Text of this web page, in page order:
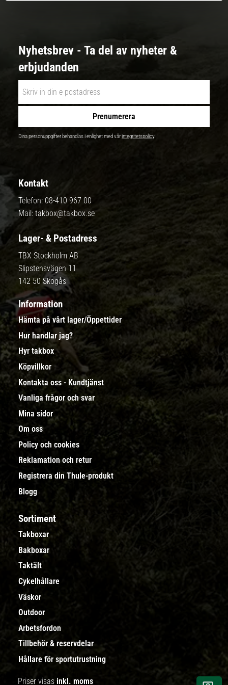
Nyhetsbrev - Ta del av nyheter &
erbjudanden
Prenumerera
Dina personuppgifter behandlas i enlighet med vårintegritetspolicy.
Kontakt
Telefon: 08-410 967 00
Mail: takbox@takbox.se
Lager- & Postadress
TBX Stockholm AB
Slipstensvägen 11
142 50 Skogås
Information
Hämta på vårt lager/Öppettider
Hur handlar jag?
Hyr takbox
Köpvillkor
Kontakta oss - Kundtjänst
Vanliga frågor och svar
Mina sidor
Om oss
Policy och cookies
Reklamation och retur
Registrera din Thule-produkt
Blogg
Sortiment
Takboxar
Bakboxar
Taktält
Cykelhållare
Väskor
Outdoor
Arbetsfordon
Tillbehör & reservdelar
Hållare för sportutrustning
Priser visas inkl. moms